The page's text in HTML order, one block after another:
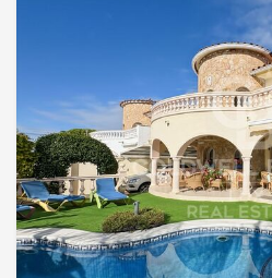
Obergeschoss befindet sich
eigenem Bad und direktem
sonnigen Terrasse mit viel
außerdem über einen 14,5
eine geschlossene Garage und
dem Grundstück. Eine gute Investition in Empuriabrava für
diejenigen, die ein Haus in
kaufen möchten.